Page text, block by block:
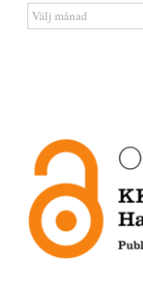
Artikelarkiv